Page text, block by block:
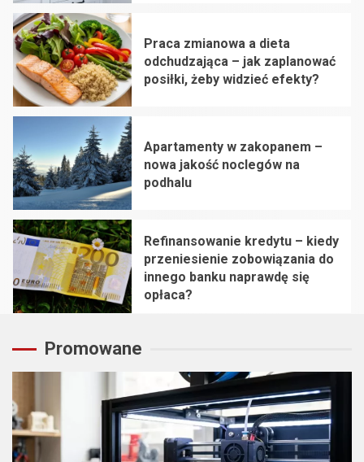
3
Praca zmianowa a dieta
odchudzająca – jak zaplanować
posiłki, żeby widzieć efekty?
4
Apartamenty w zakopanem –
nowa jakość noclegów na
podhalu
Refinansowanie kredytu – kiedy
przeniesienie zobowiązania do
innego banku naprawdę się
opłaca?
Promowane